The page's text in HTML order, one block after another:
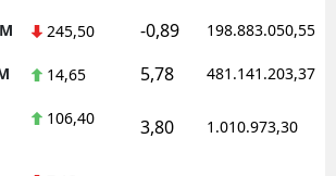
245,50 -0,89 198.883.050,55
14,65 5,78 481.141.203,37
106,40 3,80 1.010.973,30